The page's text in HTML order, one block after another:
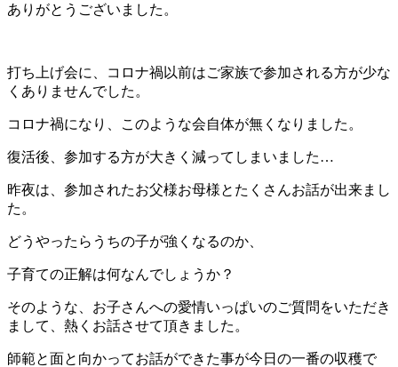
ありがとうございました。
打ち上げ会に、コロナ禍以前はご家族で参加される方が少な
くありませんでした。
コロナ禍になり、このような会自体が無くなりました。
復活後、参加する方が大きく減ってしまいました…
昨夜は、参加されたお父様お母様とたくさんお話が出来まし
た。
どうやったらうちの子が強くなるのか、
子育ての正解は何なんでしょうか？
そのような、お子さんへの愛情いっぱいのご質問をいただき
まして、熱くお話させて頂きました。
師範と面と向かってお話ができた事が今日の一番の収穫で